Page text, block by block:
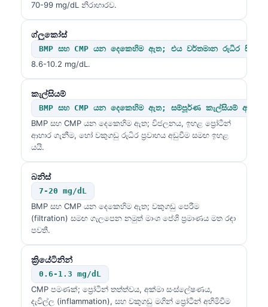
70-99 mg/dL නිරාහාරව.
ග්ලූකෝස්
BMP සහ CMP යන දෙකෙහිම ඇත; එය වර්තමාන රුධිර සීනි
8.6-10.2 mg/dL.
කැල්සියම්
BMP සහ CMP යන දෙකෙහිම ඇත; සම්පූර්ණ කැල්සියම්
BMP සහ CMP යන දෙකෙහිම ඇත; විජලනය, ඉහළ ප්‍රෝටීන්
ආහාර ගැනීම, හෝ වකුගඩු රුධිර ප්‍රවාහය අඩුවීම සමඟ ඉහළ
යයි.
බනිස්
7-20 mg/dL
BMP සහ CMP යන දෙකෙහිම ඇත; වකුගඩු පෙරීම
(filtration) සමඟ ගැලපෙන නමුත් මාංශ පේශි ප්‍රමාණය මත රඳා
පවතී.
ක්‍රියේටිනින්
0.6-1.3 mg/dL
CMP පමණක්; ප්‍රෝටීන් තත්ත්වය, අක්මා සංස්ලේෂණය,
දැවිල්ල (inflammation), සහ වකුගඩු මගින් ප්‍රෝටීන් අහිමිවීම